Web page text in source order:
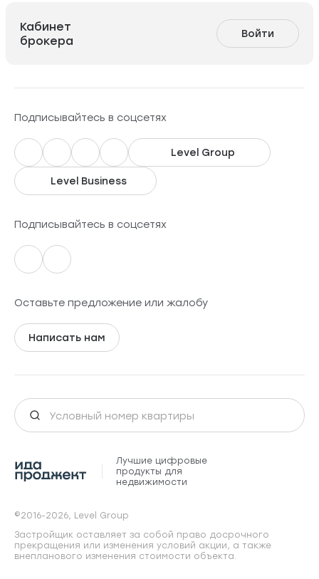
Кабинет
брокера
Войти
Подписывайтесь в соцсетях
Level Group
Level Business
Подписывайтесь в соцсетях
Оставьте предложение или жалобу
Написать нам
Лучшие цифровые
продукты для
недвижимости
©2016-2026, Level Group
Застройщик оставляет за собой право досрочного
прекращения или изменения условий акции, а также
внепланового изменения стоимости объекта.